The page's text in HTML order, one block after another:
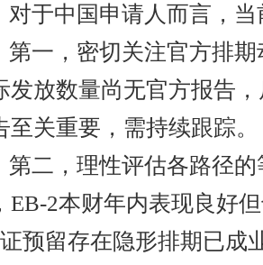
对于中国申请人而言，
第一，密切关注官方排
发放数量尚无官方报告
至关重要，需持续跟踪。
第二，理性评估各路径
EB-2本财年内表现良好
预留存在隐形排期已成